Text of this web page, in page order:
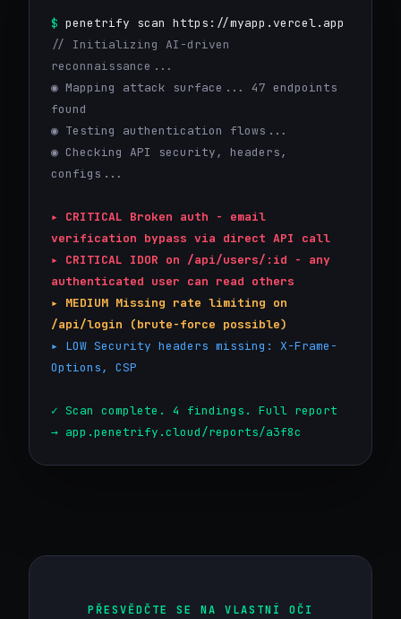
$ penetrify scan https://myapp.vercel.app
// Initializing AI-driven
reconnaissance...
◉ Mapping attack surface... 47 endpoints
found
◉ Testing authentication flows...
◉ Checking API security, headers,
configs...
▸ CRITICAL Broken auth - email
verification bypass via direct API call
▸ CRITICAL IDOR on /api/users/:id - any
authenticated user can read others
▸ MEDIUM Missing rate limiting on
/api/login (brute-force possible)
▸ LOW Security headers missing: X-Frame-
Options, CSP
✓ Scan complete. 4 findings. Full report
→ app.penetrify.cloud/reports/a3f8c
PŘESVĚDČTE SE NA VLASTNÍ OČI